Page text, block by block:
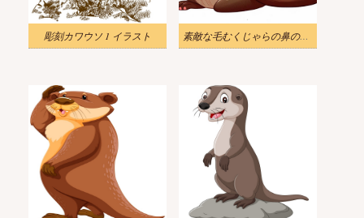
彫刻カワウソ 1 イラスト 素敵な毛むくじゃらの鼻のカワウソのイラスト 2